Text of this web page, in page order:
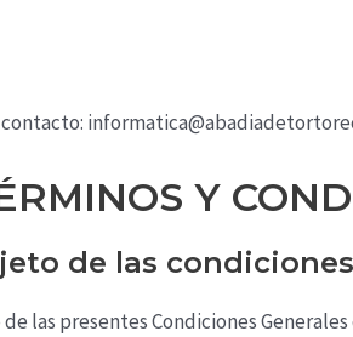
Y
de las
las presentes Condiciones